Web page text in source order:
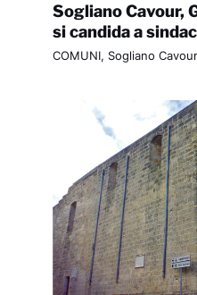
Sogliano Cavour,
si candida a
COMUNI, Sogliano Cavour